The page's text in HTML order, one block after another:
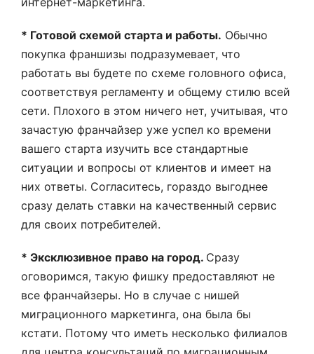
* Готовой схемой старта и работы. Обычно
покупка франшизы подразумевает, что
работать вы будете по схеме головного офиса,
соответствуя регламенту и общему стилю всей
сети. Плохого в этом ничего нет, учитывая, что
зачастую франчайзер уже успел ко времени
вашего старта изучить все стандартные
ситуации и вопросы от клиентов и имеет на
них ответы. Согласитесь, гораздо выгоднее
сразу делать ставки на качественный сервис
для своих потребителей.
* Эксклюзивное право на город. Сразу
оговоримся, такую фишку предоставляют не
все франчайзеры. Но в случае с нишей
миграционного маркетинга, она была бы
кстати. Потому что иметь несколько филиалов